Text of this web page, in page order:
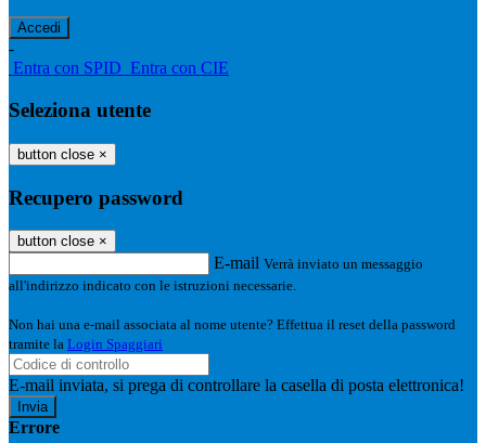
-
Entra con SPID Entra con CIE
Seleziona utente
button close ×
Recupero password
button close ×
E-mail Verrà inviato un messaggio
all'indirizzo indicato con le istruzioni necessarie.
Non hai una e-mail associata al nome utente? Effettua il reset della password
tramite la Login Spaggiari
E-mail inviata, si prega di controllare la casella di posta elettronica!
Errore